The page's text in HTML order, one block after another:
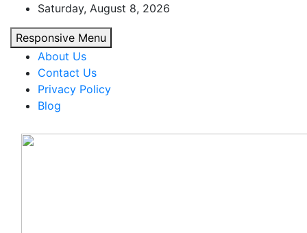
content
Saturday, August 8, 2026
Responsive Menu
About Us
Contact Us
Privacy Policy
Blog